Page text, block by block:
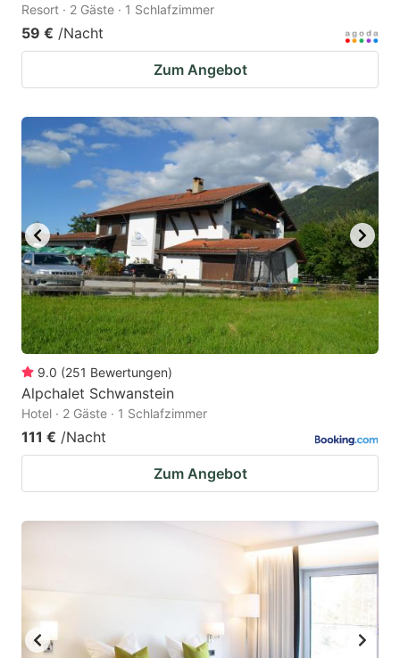
Resort · 2 Gäste · 1 Schlafzimmer
59 € /Nacht
Zum Angebot
9.0 (251 Bewertungen)
Alpchalet Schwanstein
Hotel · 2 Gäste · 1 Schlafzimmer
111 € /Nacht
Zum Angebot